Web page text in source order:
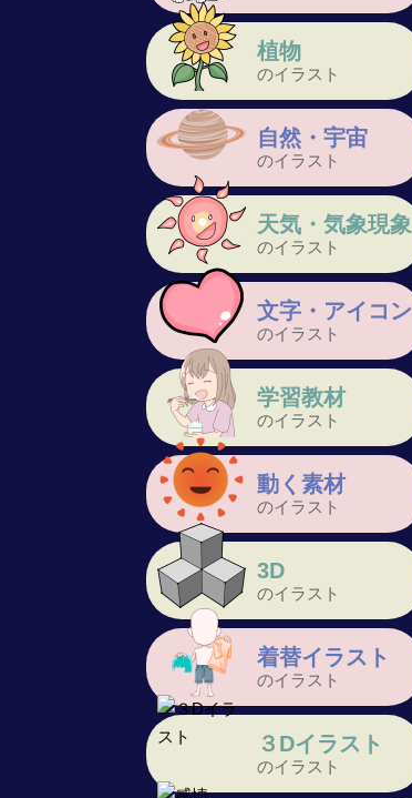
植物
のイラスト
自然・宇宙
のイラスト
天気・気象現象
のイラスト
文字・アイコン
のイラスト
学習教材
のイラスト
動く素材
のイラスト
3D
のイラスト
着替イラスト
のイラスト
３Dイラスト
のイラスト